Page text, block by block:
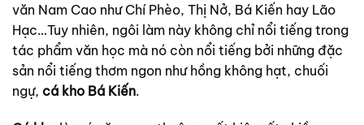
văn Nam Cao như Chí Phèo, Thị Nở, Bá Kiến hay Lão
Hạc…Tuy nhiên, ngôi làm này không chỉ nổi tiếng trong
tác phẩm văn học mà nó còn nổi tiếng bởi những đặc
sản nổi tiếng thơm ngon như hồng không hạt, chuối
ngự, cá kho Bá Kiến.